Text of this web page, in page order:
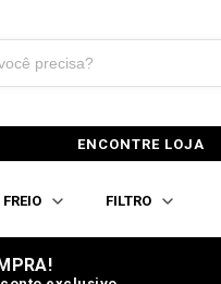
ENCONTRE LOJA
FREIO FILTRO